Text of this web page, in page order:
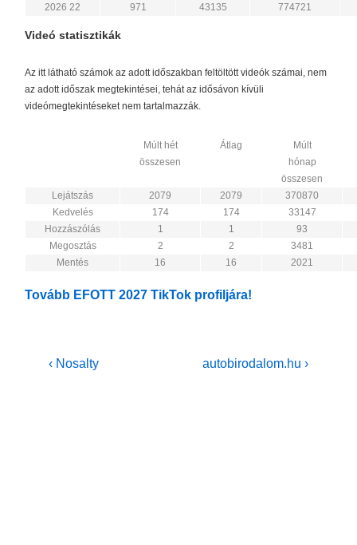
2026 22
971 43135 774721
Videó statisztikák
Az itt látható számok az adott időszakban feltöltött videók számai, nem
az adott időszak megtekintései, tehát az idősávon kívüli
videómegtekintéseket nem tartalmazzák.
Múlt hét
összesen
Átlag
Múlt
hónap
összesen
Lejátszás
2079 2079
370870
Kedvelés
174 174
33147
Hozzászólás
1 1
93
Megosztás
2 2
3481
Mentés
16 16 2021
Tovább EFOTT 2027 TikTok profiljára!
Bejegyzés
Previous
‹ Nosalty
Next
autobirodalom.hu ›